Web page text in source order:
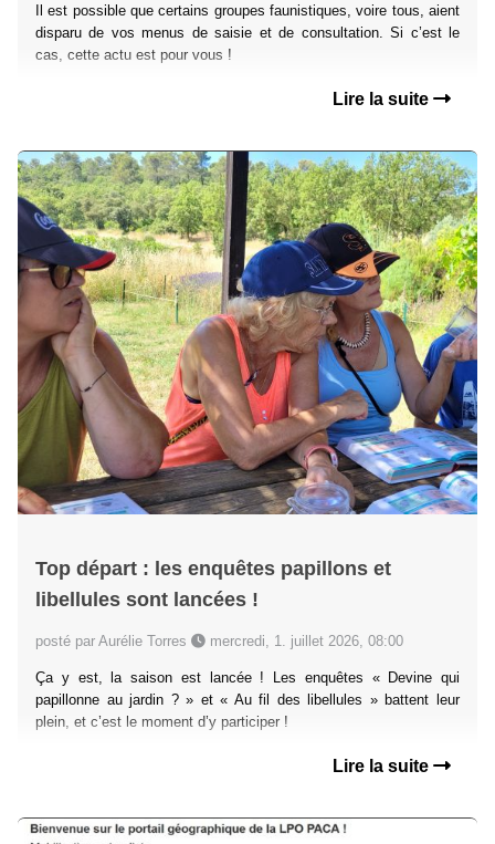
Il est possible que certains groupes faunistiques, voire tous, aient
disparu de vos menus de saisie et de consultation. Si c’est le
cas, cette actu est pour vous !
Lire la suite
Top départ : les enquêtes papillons et
libellules sont lancées !
posté par Aurélie Torres mercredi, 1. juillet 2026, 08:00
Ça y est, la saison est lancée ! Les enquêtes « Devine qui
papillonne au jardin ? » et « Au fil des libellules » battent leur
plein, et c’est le moment d’y participer !
Lire la suite